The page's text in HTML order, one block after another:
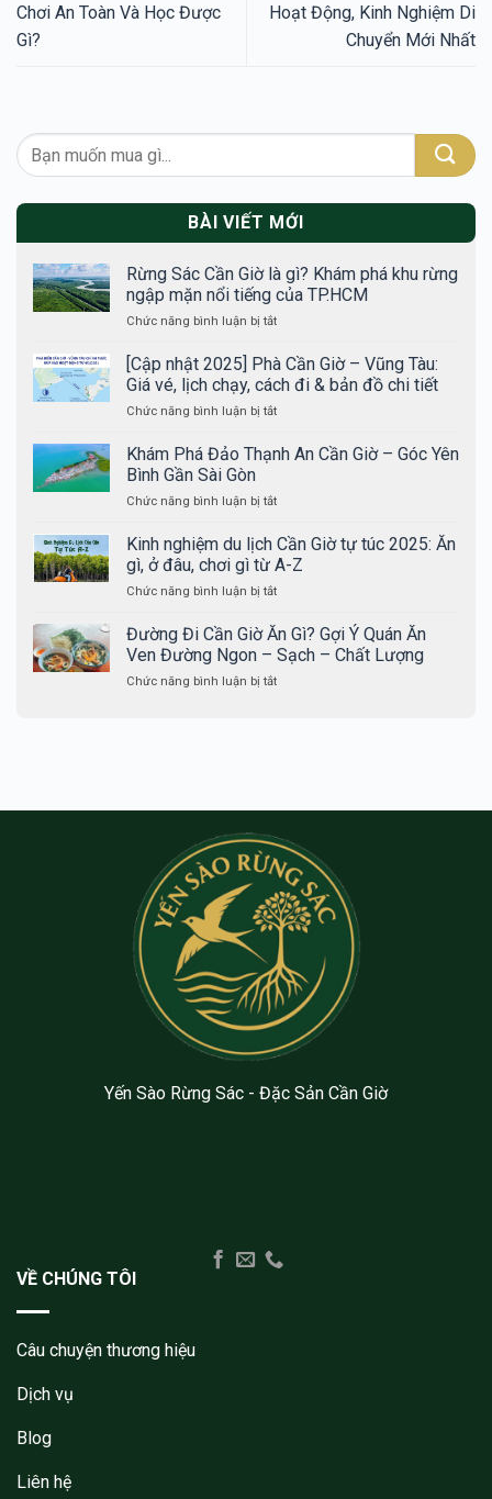
Chơi An Toàn Và Học Được
Gì?
Hoạt Động, Kinh Nghiệm Di
Chuyển Mới Nhất
BÀI VIẾT MỚI
Rừng Sác Cần Giờ là gì? Khám phá khu rừng
ngập mặn nổi tiếng của TP.HCM
Chức năng bình luận bị tắtở
Sác
Cần
Giờ
là
Khám
rừng
mặn
nổi
của
[Cập nhật 2025] Phà Cần Giờ – Vũng Tàu:
Giá vé, lịch chạy, cách đi & bản đồ chi tiết
Chức năng bình luận bị tắtở
nhật
Cần
–
Vũng
Giá
lịch
chạy,
đi
Khám Phá Đảo Thạnh An Cần Giờ – Góc Yên
Bình Gần Sài Gòn
Chức năng bình luận bị tắtở
Phá
Đảo
Thạnh
An
Giờ
–
Góc
Yên
Kinh nghiệm du lịch Cần Giờ tự túc 2025: Ăn
gì, ở đâu, chơi gì từ A-Z
Chức năng bình luận bị tắtở
nghiệm
du
lịch
Cần
ở
chơi
gì
từ
A-
Z
Đường Đi Cần Giờ Ăn Gì? Gợi Ý Quán Ăn
Ven Đường Ngon – Sạch – Chất Lượng
Chức năng bình luận bị tắtở
Gợi
Quán
Ăn
Ven
Đường
Ngon
–
Sạch
–
Chất
Lượng
Yến Sào Rừng Sác - Đặc Sản Cần Giờ
VỀ CHÚNG TÔI
Câu chuyện thương hiệu
Dịch vụ
Blog
Liên hệ